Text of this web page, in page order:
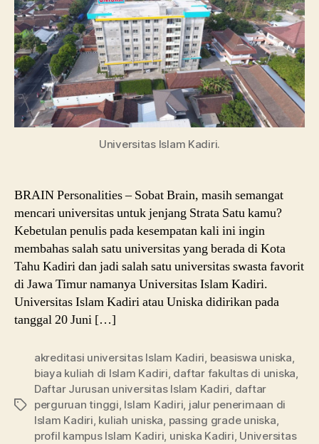
Program
Studi
Universitas Islam Kadiri.
BRAIN Personalities – Sobat Brain, masih semangat
mencari universitas untuk jenjang Strata Satu kamu?
Kebetulan penulis pada kesempatan kali ini ingin
membahas salah satu universitas yang berada di Kota
Tahu Kadiri dan jadi salah satu universitas swasta favorit
di Jawa Timur namanya Universitas Islam Kadiri.
Universitas Islam Kadiri atau Uniska didirikan pada
tanggal 20 Juni […]
Tags
akreditasi universitas Islam Kadiri, beasiswa uniska,
biaya kuliah di Islam Kadiri, daftar fakultas di uniska,
Daftar Jurusan universitas Islam Kadiri, daftar
perguruan tinggi, Islam Kadiri, jalur penerimaan di
Islam Kadiri, kuliah uniska, passing grade uniska,
profil kampus Islam Kadiri, uniska Kadiri, Universitas